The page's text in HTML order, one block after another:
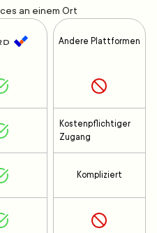
an einem Ort
Andere Plattformen
Kostenpflichtiger
Zugang
Kompliziert